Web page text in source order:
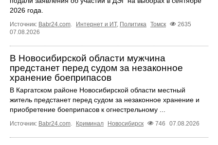
2026 года.
Источник: Babr24.com. Интернет и ИТ, Политика Томск
2635
07.08.2026
В Новосибирской области мужчина
предстанет перед судом за незаконное
хранение боеприпасов
В Каргатском районе Новосибирской области местный
житель предстанет перед судом за незаконное хранение и
приобретение боеприпасов к огнестрельному ...
Источник: Babr24.com. Криминал Новосибирск 746 07.08.2026